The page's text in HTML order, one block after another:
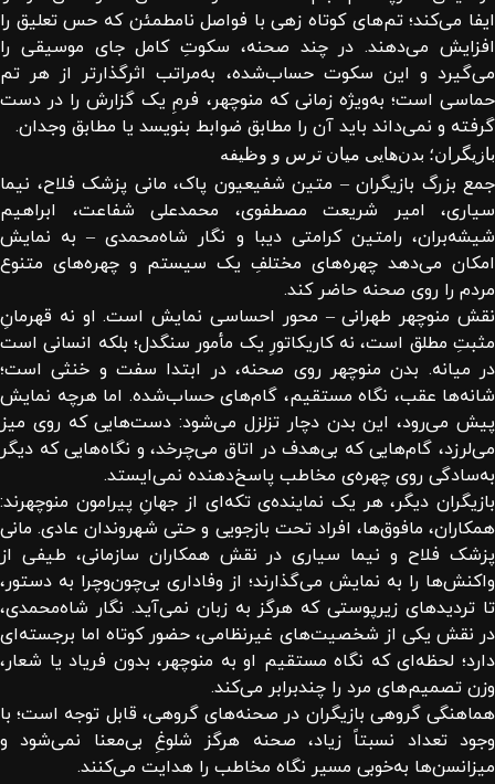
ایفا می‌کند؛ تم‌های کوتاه زهی با فواصل نامطمئن که حس تعلیق را
افزایش می‌دهند. در چند صحنه، سکوتِ کامل جای موسیقی را
می‌گیرد و این سکوت حساب‌شده، به‌مراتب اثرگذارتر از هر تم
حماسی است؛ به‌ویژه زمانی که منوچهر، فرمِ یک گزارش را در دست
گرفته و نمی‌داند باید آن را مطابق ضوابط بنویسد یا مطابق وجدان.
بازیگران؛ بدن‌هایی میان ترس و وظیفه
جمع بزرگ بازیگران – متین شفیعیون پاک، مانی پزشک فلاح، نیما
سیاری، امیر شریعت مصطفوی، محمدعلی شفاعت، ابراهیم
شیشه‌بران، رامتین کرامتی دیبا و نگار شاه‌محمدی – به نمایش
امکان می‌دهد چهره‌های مختلفِ یک سیستم و چهره‌های متنوع
مردم را روی صحنه حاضر کند.
نقش منوچهر طهرانی – محور احساسی نمایش است. او نه قهرمانِ
مثبتِ مطلق است، نه کاریکاتورِ یک مأمور سنگدل؛ بلکه انسانی است
در میانه. بدن منوچهر روی صحنه، در ابتدا سفت و خنثی است؛
شانه‌ها عقب، نگاه مستقیم، گام‌های حساب‌شده. اما هرچه نمایش
پیش می‌رود، این بدن دچار تزلزل می‌شود: دست‌هایی که روی میز
می‌لرزد، گام‌هایی که بی‌هدف در اتاق می‌چرخد، و نگاه‌هایی که دیگر
به‌سادگی روی چهره‌ی مخاطب پاسخ‌دهنده نمی‌ایستد.
بازیگران دیگر، هر یک نماینده‌ی تکه‌ای از جهانِ پیرامون منوچهرند:
همکاران، مافوق‌ها، افراد تحت بازجویی و حتی شهروندان عادی. مانی
پزشک فلاح و نیما سیاری در نقش همکاران سازمانی، طیفی از
واکنش‌ها را به نمایش می‌گذارند؛ از وفاداری بی‌چون‌وچرا به دستور،
تا تردیدهای زیرپوستی که هرگز به زبان نمی‌آید. نگار شاه‌محمدی،
در نقش یکی از شخصیت‌های غیرنظامی، حضور کوتاه اما برجسته‌ای
دارد؛ لحظه‌ای که نگاه مستقیم او به منوچهر، بدون فریاد یا شعار،
وزن تصمیم‌های مرد را چندبرابر می‌کند.
هماهنگی گروهی بازیگران در صحنه‌های گروهی، قابل توجه است؛ با
وجود تعداد نسبتاً زیاد، صحنه هرگز شلوغِ بی‌معنا نمی‌شود و
میزانسن‌ها به‌خوبی مسیر نگاه مخاطب را هدایت می‌کنند.